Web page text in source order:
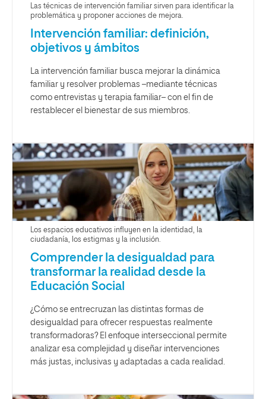
Las técnicas de intervención familiar sirven para identificar la
problemática y proponer acciones de mejora.
Intervención familiar: definición,
objetivos y ámbitos
La intervención familiar busca mejorar la dinámica
familiar y resolver problemas –mediante técnicas
como entrevistas y terapia familiar– con el fin de
restablecer el bienestar de sus miembros.
Los espacios educativos influyen en la identidad, la
ciudadanía, los estigmas y la inclusión.
Comprender la desigualdad para
transformar la realidad desde la
Educación Social
¿Cómo se entrecruzan las distintas formas de
desigualdad para ofrecer respuestas realmente
transformadoras? El enfoque interseccional permite
analizar esa complejidad y diseñar intervenciones
más justas, inclusivas y adaptadas a cada realidad.